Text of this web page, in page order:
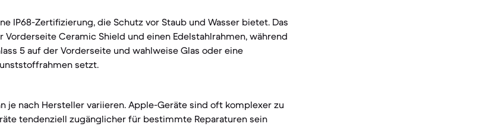
IP68-Zertifizierung, die Schutz vor Staub und Wasser bietet. Das
Vorderseite Ceramic Shield und einen Edelstahlrahmen, während
5 auf der Vorderseite und wahlweise Glas oder eine
setzt.
je nach Hersteller variieren. Apple-Geräte sind oft komplexer zu
tendenziell zugänglicher für bestimmte Reparaturen sein